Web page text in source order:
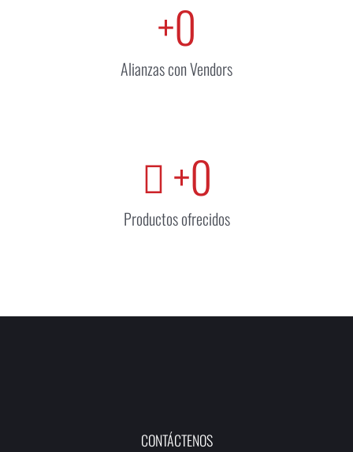
+0
Alianzas con Vendors
+0
Productos ofrecidos
CONTÁCTENOS